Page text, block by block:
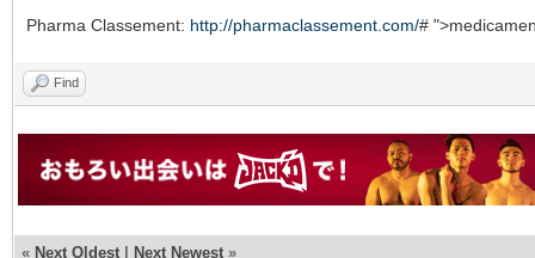
Pharma Classement: http://pharmaclassement.com/#
Find
« Next Oldest | Next Newest »